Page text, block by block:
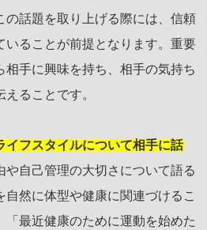
の話題を取り上げる際には、信頼
いることが前提となります。重要
相手に興味を持ち、相手の気持ち
ることです。
イフスタイルについて相手に話
や自己管理の大切さについて語る
自然に体型や健康に関連づけるこ
「最近健康のために運動を始めた